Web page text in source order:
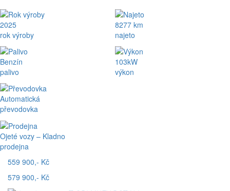
2025
rok výroby
Benzín
palivo
Automatická
převodovka
Ojeté vozy – Kladno
prodejna
8277 km
najeto
103kW
výkon
559 900,- Kč
579 900,- Kč